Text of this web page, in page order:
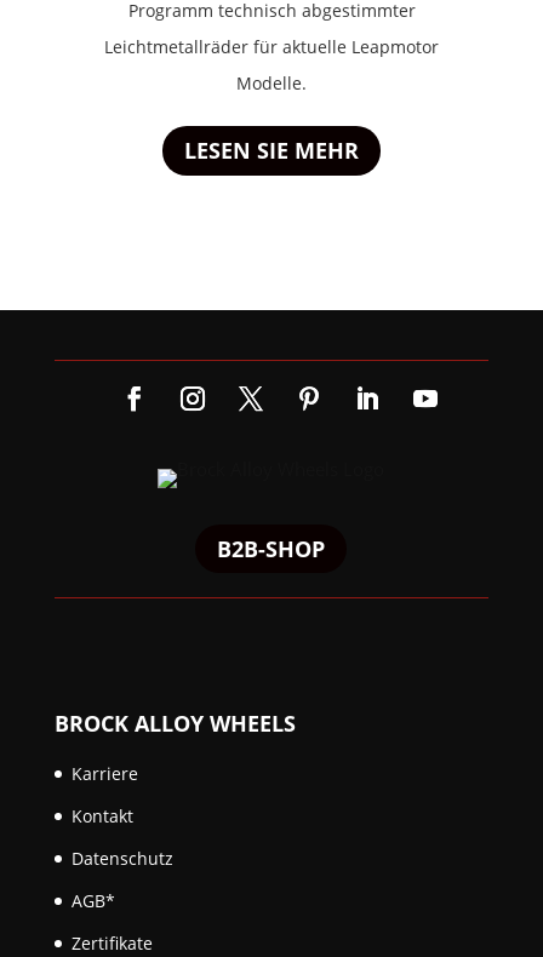
Programm technisch abgestimmter
Leichtmetallräder für aktuelle Leapmotor
Modelle.
LESEN SIE MEHR
B2B-SHOP
BROCK ALLOY WHEELS
Karriere
Kontakt
Datenschutz
AGB*
Zertifikate